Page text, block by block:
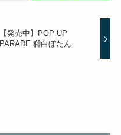
【発売中】POP UP
PARADE 獅白ぼたん